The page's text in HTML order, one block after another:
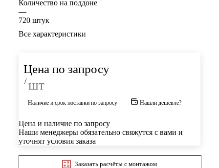
Количество на поддоне
—
720 штук
Все характеристики
Цена по запросу
/ шт
Наличие и срок поставки по запросу Нашли дешевле?
Цена и наличие по запросу
Наши менеджеры обязательно свяжутся с вами и
уточнят условия заказа
Заказать расчёты с монтажом